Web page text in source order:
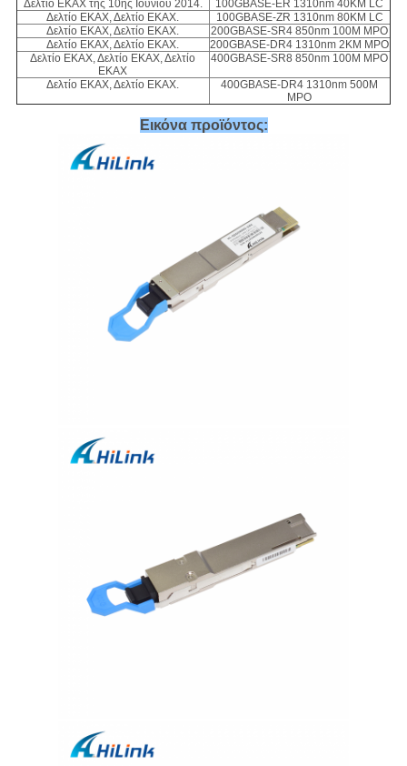
Δελτίο ΕΚΑΧ της 10ης Ιουνίου 2014.
100GBASE-ER 1310nm 40KM LC
Δελτίο ΕΚΑΧ, Δελτίο ΕΚΑΧ.
100GBASE-ZR 1310nm 80KM LC
Δελτίο ΕΚΑΧ, Δελτίο ΕΚΑΧ.
200GBASE-SR4 850nm 100M MPO
Δελτίο ΕΚΑΧ, Δελτίο ΕΚΑΧ.
200GBASE-DR4 1310nm 2KM MPO
Δελτίο ΕΚΑΧ, Δελτίο ΕΚΑΧ, Δελτίο
ΕΚΑΧ
400GBASE-SR8 850nm 100M MPO
Δελτίο ΕΚΑΧ, Δελτίο ΕΚΑΧ.
400GBASE-DR4 1310nm 500M
MPO
Εικόνα προϊόντος: